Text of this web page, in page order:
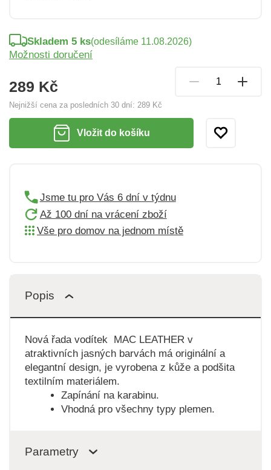
289 Kč
Nejnižší cena za posledních 30 dní: 289 Kč
Skladem 5 ks(odesíláme 11.08.2026)
Možnosti doručení
Vložit do košíku
Jsme tu pro Vás 6 dní v týdnu
Až 100 dní na vrácení zboží
Vše pro domov na jednom místě
Popis
Nová řada vodítek MAC LEATHER v
atraktivních jasných barvách má originální a
elegantní design, je vyrobena z kůže a podšita
textilním materiálem.
Zapínání na karabinu.
Vhodná pro všechny typy plemen.
Parametry